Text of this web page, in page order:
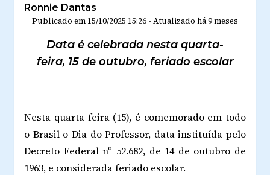
Ronnie Dantas
Publicado em 15/10/2025 15:26 - Atualizado há 9 meses
Data é celebrada nesta quarta-
feira, 15 de outubro, feriado escolar
Nesta quarta-feira (15), é comemorado em todo
o Brasil o Dia do Professor, data instituída pelo
Decreto Federal nº 52.682, de 14 de outubro de
1963, e considerada feriado escolar.